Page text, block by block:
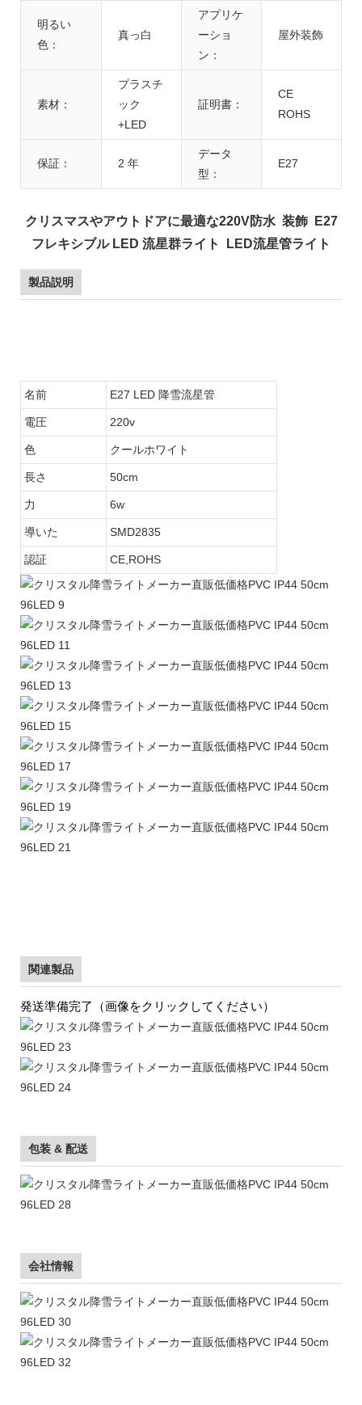
明るい
色：
真っ白
アプリケ
ーショ
ン：
屋外装飾
素材：
プラスチ
ック
+LED
証明書：
CE
ROHS
保証： 2 年
データ
型：
E27
クリスマスやアウトドアに最適な220V防水 装飾 E27
フレキシブル LED 流星群ライト LED流星管ライト
製品説明
名前 E27 LED 降雪流星管
電圧 220v
色 クールホワイト
長さ 50cm
力 6w
導いた SMD2835
認証 CE,ROHS
関連製品
発送準備完了（画像をクリックしてください）
包装 & 配送
会社情報